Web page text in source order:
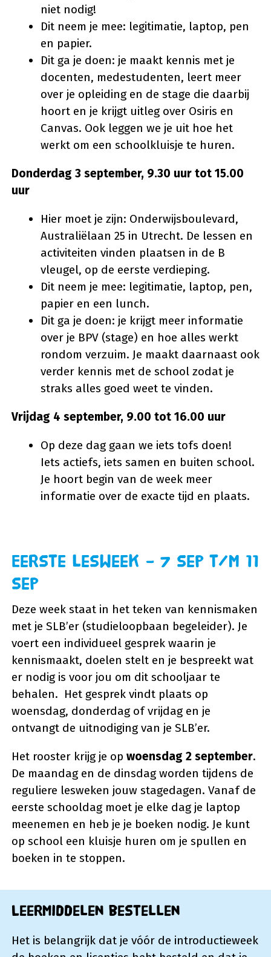
niet nodig!
Dit neem je mee: legitimatie, laptop, pen
en papier.
Dit ga je doen: je maakt kennis met je
docenten, medestudenten, leert meer
over je opleiding en de stage die daarbij
hoort en je krijgt uitleg over Osiris en
Canvas. Ook leggen we je uit hoe het
werkt om een schoolkluisje te huren.
Donderdag 3 september, 9.30 uur tot 15.00
uur
Hier moet je zijn: Onderwijsboulevard,
Australiëlaan 25 in Utrecht. De lessen en
activiteiten vinden plaatsen in de B
vleugel, op de eerste verdieping.
Dit neem je mee: legitimatie, laptop, pen,
papier en een lunch.
Dit ga je doen: je krijgt meer informatie
over je BPV (stage) en hoe alles werkt
rondom verzuim. Je maakt daarnaast ook
verder kennis met de school zodat je
straks alles goed weet te vinden.
Vrijdag 4 september, 9.00 tot 16.00 uur
Op deze dag gaan we iets tofs doen!
Iets actiefs, iets samen en buiten school.
Je hoort begin van de week meer
informatie over de exacte tijd en plaats.
Eerste lesweek – 7 sep t/m 11
sep
Deze week staat in het teken van kennismaken
met je SLB’er (studieloopbaan begeleider). Je
voert een individueel gesprek waarin je
kennismaakt, doelen stelt en je bespreekt wat
er nodig is voor jou om dit schooljaar te
behalen. Het gesprek vindt plaats op
woensdag, donderdag of vrijdag en je
ontvangt de uitnodiging van je SLB’er.
Het rooster krijg je op woensdag 2 september.
De maandag en de dinsdag worden tijdens de
reguliere lesweken jouw stagedagen. Vanaf de
eerste schooldag moet je elke dag je laptop
meenemen en heb je je boeken nodig. Je kunt
op school een kluisje huren om je spullen en
boeken in te stoppen.
Leermiddelen bestellen
Het is belangrijk dat je vóór de introductieweek